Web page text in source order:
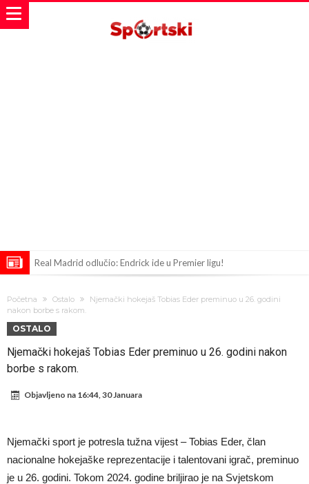
Real Madrid odlučio: Endrick ide u Premier ligu!
Mourinho uvodi strogu disciplinu u Real Madridu. Ovo su tri nova
pravila
Veliko “Here we go” malo prije ponoći – Liverpool se pojačao iz
Barcelone!
Liverpool i Arsenal u borbi za igrača koji vrijedi 69 miliona eura!
oprati
Ko je uvjerio Rodrija da izabere Barcelonu?
Ulazim na stadion da raznesem Mesija sa četiri bombe
Početna Ostalo
Njemački hokejaš Tobias Eder preminuo u 26. godini
nakon borbe s rakom.
OSTALO
Njemački hokejaš Tobias Eder preminuo u 26. godini nakon
borbe s rakom.
Objavljeno na 16:44, 30 Januara
Njemački sport je potresla tužna vijest – Tobias Eder, član
nacionalne hokejaške reprezentacije i talentovani igrač, preminuo
je u 26. godini. Tokom 2024. godine briljirao je na Svjetskom